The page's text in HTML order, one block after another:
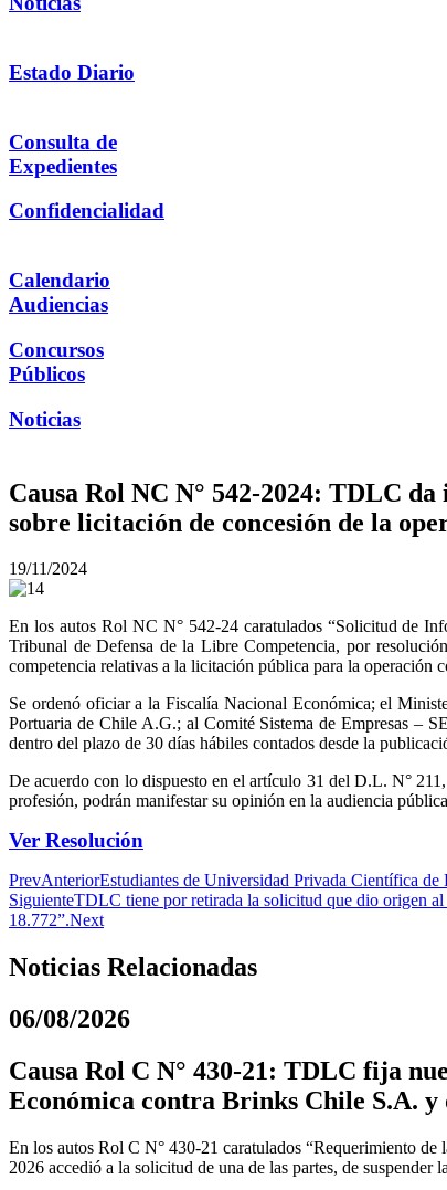
Estado Diario
Consulta de
Expedientes
Confidencialidad
Calendario
Audiencias
Concursos
Públicos
Noticias
Causa Rol NC N° 542-2024: TDLC
sobre licitación de concesión de la
19/11/2024
En los autos Rol NC N° 542-24 caratulados “Solicitud de
Tribunal de Defensa de la Libre Competencia, por
competencia relativas a la licitación pública para la operación
Se ordenó oficiar a la Fiscalía Nacional Económica; el
Portuaria de Chile A.G.; al Comité Sistema de Empresas –
dentro del plazo de 30 días hábiles contados desde la
De acuerdo con lo dispuesto en el artículo 31 del D.L. N°
profesión, podrán manifestar su opinión en la audiencia
Ver Resolución
PrevAnteriorEstudiantes de Universidad Privada Científica
SiguienteTDLC tiene por retirada la solicitud que dio origen
18.772”.Next
Noticias Relacionadas
06/08/2026
Causa Rol C N° 430-21: TDLC fija
Económica contra Brinks Chile S.A. y
En los autos Rol C N° 430-21 caratulados “Requerimiento
2026 accedió a la solicitud de una de las partes, de